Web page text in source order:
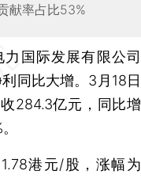
献率占比53%
力国际发展有限公司
同比大增。3月18日
284.3亿元，同比增
港元/股，涨幅为